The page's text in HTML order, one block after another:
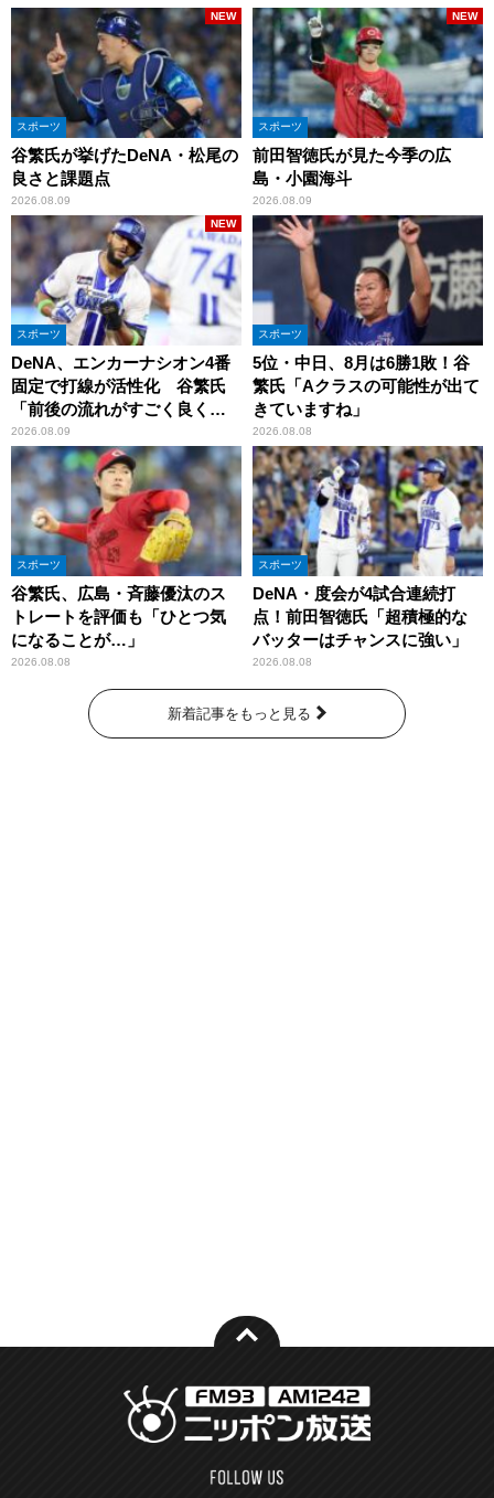
スポーツ
谷繁氏が挙げたDeNA・松尾の
良さと課題点
2026.08.09
NEW
スポーツ
前田智徳氏が見た今季の広
島・小園海斗
2026.08.09
NEW
スポーツ
DeNA、エンカーナシオン4番
固定で打線が活性化 谷繁氏
「前後の流れがすごく良くな
りましたね」
2026.08.09
NEW
スポーツ
5位・中日、8月は6勝1敗！谷
繁氏「Aクラスの可能性が出て
きていますね」
2026.08.08
スポーツ
谷繁氏、広島・斉藤優汰のス
トレートを評価も「ひとつ気
になることが…」
2026.08.08
スポーツ
DeNA・度会が4試合連続打
点！前田智徳氏「超積極的な
バッターはチャンスに強い」
2026.08.08
新着記事をもっと見る